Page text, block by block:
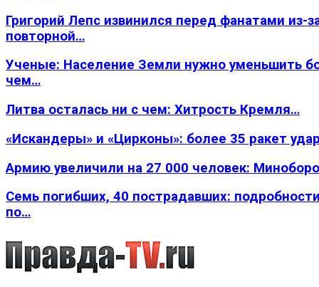
Григорий Лепс извинился перед фанатами из-
повторной…
Ученые: Население Земли нужно уменьшить
чем…
Литва осталась ни с чем: Хитрость Кремля…
«Искандеры» и «Цирконы»: более 35 ракет
Армию увеличили на 27 000 человек:
Семь погибших, 40 пострадавших:
по…